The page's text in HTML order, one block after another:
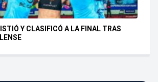
Y CLASIFICÓ A LA FINAL TRAS